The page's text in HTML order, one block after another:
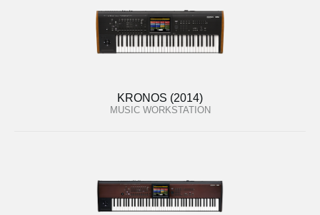
KRONOS (2014)
MUSIC WORKSTATION